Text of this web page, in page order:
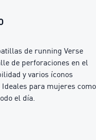
de running Verse
de perforaciones en el
y varios íconos
para mujeres como
el día.